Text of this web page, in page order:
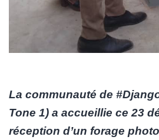
La communauté de
Tone 1) a accueillie ce 23
réception d’un forage